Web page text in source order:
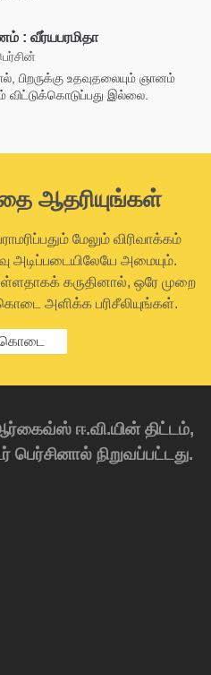
: வீர்யபரமிதா
பிறருக்கு உதவுதலையும் ஞானம்
விட்டுக்கொடுப்பது இல்லை.
ஆதரியுங்கள்
மேலும் விரிவாக்கம்
அடிப்படையிலேயே அமையும்.
கருதினால், ஒரே முறை
அளிக்க பரிசீலியுங்கள்.
ஈ.வி.யின் திட்டம்,
நிறுவப்பட்டது.